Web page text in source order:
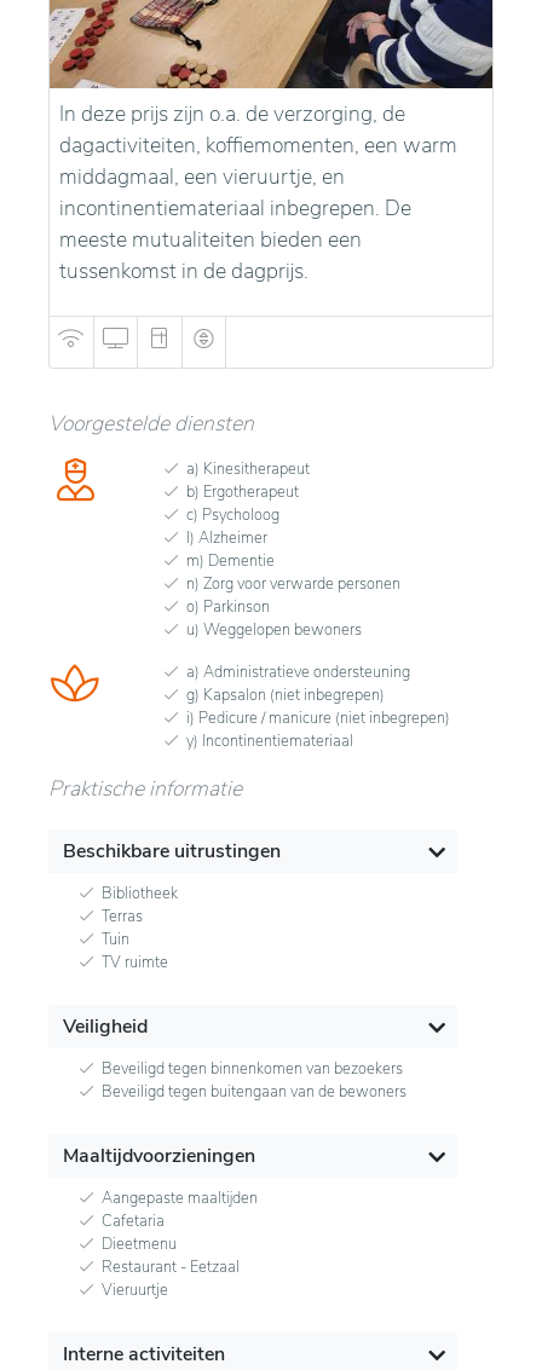
In deze prijs zijn o.a. de verzorging, de
dagactiviteiten, koffiemomenten, een warm
middagmaal, een vieruurtje, en
incontinentiemateriaal inbegrepen. De
meeste mutualiteiten bieden een
tussenkomst in de dagprijs.
Voorgestelde diensten
a) Kinesitherapeut
b) Ergotherapeut
c) Psycholoog
l) Alzheimer
m) Dementie
n) Zorg voor verwarde personen
o) Parkinson
u) Weggelopen bewoners
a) Administratieve ondersteuning
g) Kapsalon (niet inbegrepen)
i) Pedicure / manicure (niet inbegrepen)
y) Incontinentiemateriaal
Praktische informatie
Beschikbare uitrustingen
Bibliotheek
Terras
Tuin
TV ruimte
Veiligheid
Beveiligd tegen binnenkomen van bezoekers
Beveiligd tegen buitengaan van de bewoners
Maaltijdvoorzieningen
Aangepaste maaltijden
Cafetaria
Dieetmenu
Restaurant - Eetzaal
Vieruurtje
Interne activiteiten